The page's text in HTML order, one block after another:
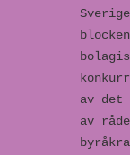
av det
av